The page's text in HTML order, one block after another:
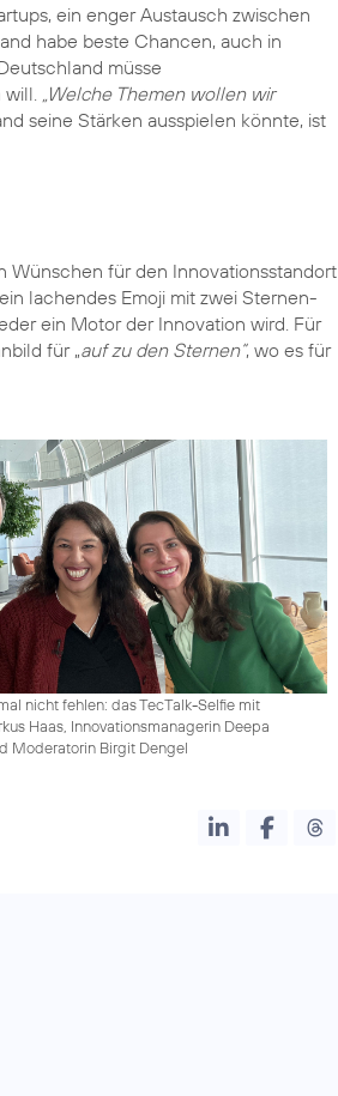
ein enger Austausch zwischen
habe beste Chancen, auch in
Deutschland müsse
„Welche Themen wollen wir
seine Stärken ausspielen könnte, ist
Wünschen für den Innovationsstandort
lachendes Emoji mit zwei Sternen-
ein Motor der Innovation wird. Für
für „auf zu den Sternen“, wo es für
nicht fehlen: das TecTalk-Selfie mit
Haas, Innovationsmanagerin Deepa
Moderatorin Birgit Dengel